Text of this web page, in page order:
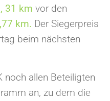
31 km vor den
km. Der Siegerpreis
beim nächsten
noch allen Beteiligten
an, zu dem die